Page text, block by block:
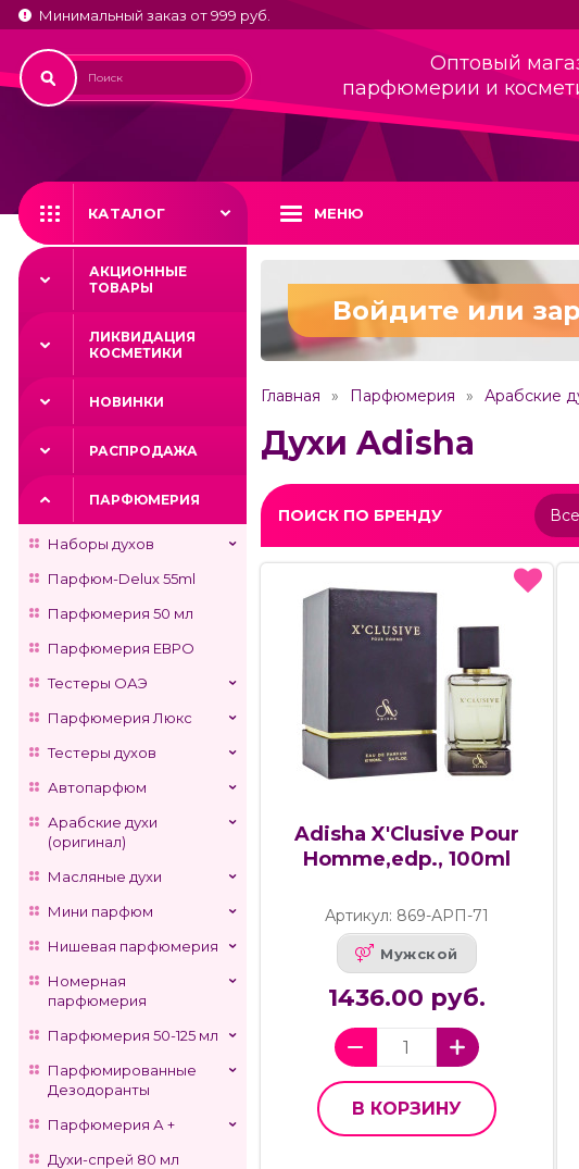
Минимальный заказ от 999 руб.
Оптовый
парфюмерии и
КАТАЛОГ МЕНЮ
АКЦИОННЫЕ
ТОВАРЫ
ЛИКВИДАЦИЯ
КОСМЕТИКИ
НОВИНКИ
РАСПРОДАЖА
ПАРФЮМЕРИЯ
Наборы духов
Парфюм-Delux 55ml
Парфюмерия 50 мл
Парфюмерия ЕВРО
Тестеры ОАЭ
Парфюмерия Люкс
Тестеры духов
Автопарфюм
Арабские духи
(оригинал)
Масляные духи
Мини парфюм
Нишевая парфюмерия
Номерная
парфюмерия
Парфюмерия 50-125 мл
Парфюмированные
Дезодоранты
Парфюмерия А +
Духи-спрей 80 мл
Войдите или
Главная Парфюмерия Арабские
Духи Adisha
ПОИСК ПО БРЕНДУ
Adisha X'Clusive Pour
Homme,edp., 100ml
Артикул: 869-АРП-71
Мужской
1436.00 руб.
В КОРЗИНУ